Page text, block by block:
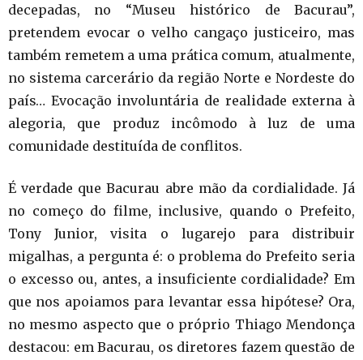
decepadas, no “Museu histórico de Bacurau”,
pretendem evocar o velho cangaço justiceiro, mas
também remetem a uma prática comum, atualmente,
no sistema carcerário da região Norte e Nordeste do
país… Evocação involuntária de realidade externa à
alegoria, que produz incômodo à luz de uma
comunidade destituída de conflitos.
É verdade que Bacurau abre mão da cordialidade. Já
no começo do filme, inclusive, quando o Prefeito,
Tony Junior, visita o lugarejo para distribuir
migalhas, a pergunta é: o problema do Prefeito seria
o excesso ou, antes, a insuficiente cordialidade? Em
que nos apoiamos para levantar essa hipótese? Ora,
no mesmo aspecto que o próprio Thiago Mendonça
destacou: em Bacurau, os diretores fazem questão de